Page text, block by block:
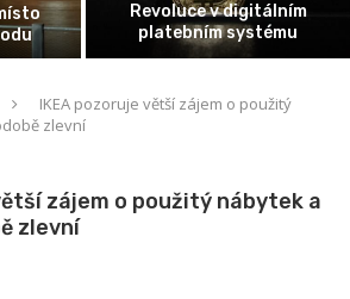
Revoluce v digitálním
platebním systému
IKEA pozoruje větší zájem o použitý
zlevní
zájem o použitý nábytek a
zlevní